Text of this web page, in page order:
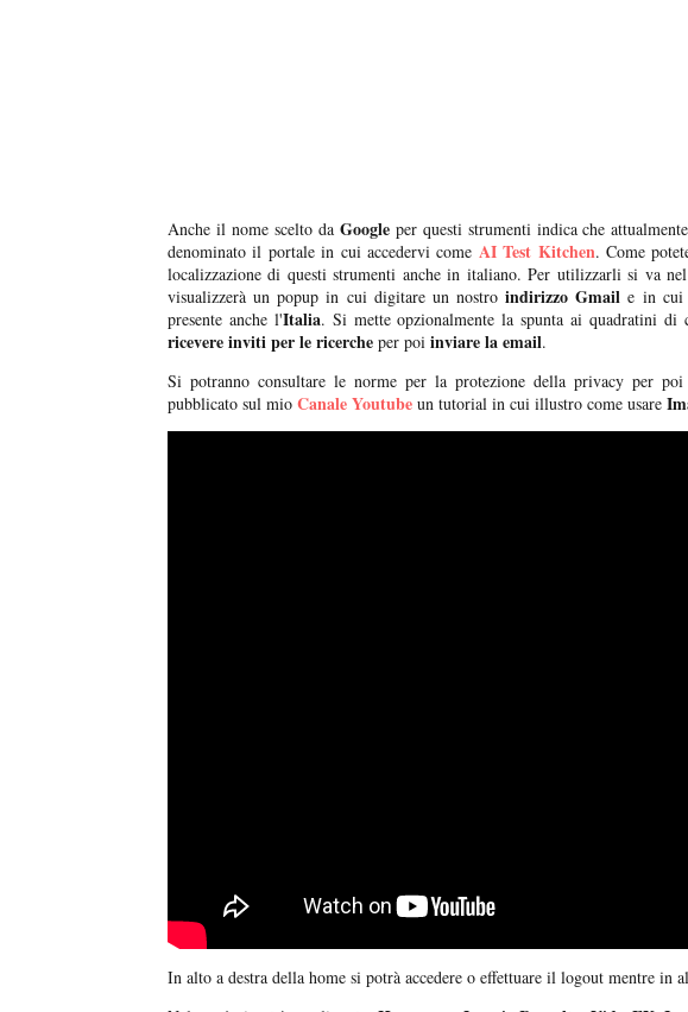
Anche il nome scelto daGoogleper questi strumenti indica che
denominato il portale in cui accedervi come AI Test Kitchen. Come
localizzazione di questi strumenti anche in italiano. Per utilizzarli si va
visualizzerà un popup in cui digitare un nostro indirizzo Gmail e in cui
presente anche l'Italia. Si mette opzionalmente la spunta ai quadratini di
ricevere inviti per le ricerche per poi inviare la email.
Si potranno consultare le norme per la protezione della privacy per poi
pubblicato sul mio Canale Youtube un tutorial in cui illustro come usare
In alto a destra della home si potrà accedere o effettuare il logout mentre in